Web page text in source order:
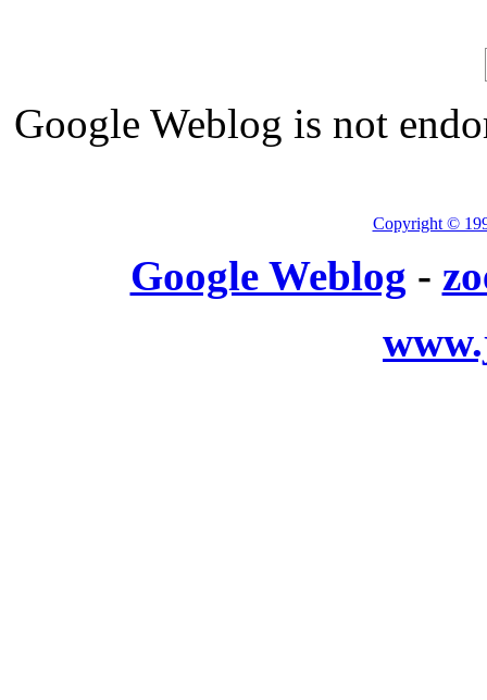
Google Weblog is not
Copyright ©
Google Weblog -